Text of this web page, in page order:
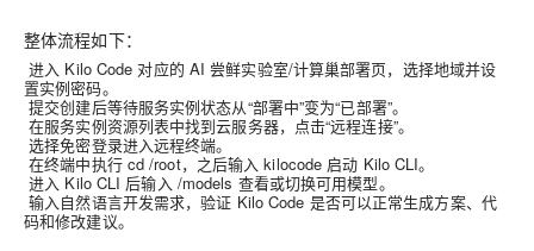
整体流程如下：
进入 Kilo Code 对应的 AI 尝鲜实验室/计算巢部署页，选择地域并设
置实例密码。
提交创建后等待服务实例状态从“部署中”变为“已部署”。
在服务实例资源列表中找到云服务器，点击“远程连接”。
选择免密登录进入远程终端。
在终端中执行 cd /root，之后输入 kilocode 启动 Kilo CLI。
进入 Kilo CLI 后输入 /models 查看或切换可用模型。
输入自然语言开发需求，验证 Kilo Code 是否可以正常生成方案、代
码和修改建议。